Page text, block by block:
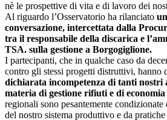
nè le prospettive di vita e di lavoro dei
Al riguardo l’Osservatorio ha rilanciato
conversazione, intercettata dalla
tra il responsabile della discarica e
TSA. sulla gestione a Borgogiglione.
I partecipanti, che in qualche caso da
contro gli stessi progetti distruttivi, hanno
dichiarata incompetenza di tanti
materia di gestione rifiuti e di
regionali sono pesantemente
del nostro sistema produttivo e da